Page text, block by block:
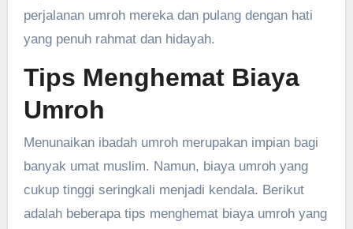
perjalanan umroh mereka dan pulang dengan hati
yang penuh rahmat dan hidayah.
Tips Menghemat Biaya
Umroh
Menunaikan ibadah umroh merupakan impian bagi
banyak umat muslim. Namun, biaya umroh yang
cukup tinggi seringkali menjadi kendala. Berikut
adalah beberapa tips menghemat biaya umroh yang